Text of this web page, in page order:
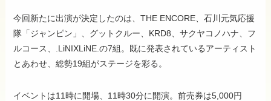
今回新たに出演が決定したのは、THE ENCORE、石川元気応援
隊「ジャンピン」、グットクルー、KRD8、サクヤコノハナ、フ
ルコース、.LiNIXLiNE.の7組。既に発表されているアーティスト
とあわせ、総勢19組がステージを彩る。
イベントは11時に開場、11時30分に開演。前売券は5,000円